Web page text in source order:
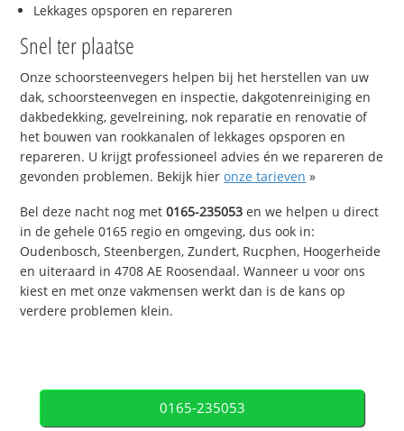
Lekkages opsporen en repareren
Snel ter plaatse
Onze schoorsteenvegers helpen bij het herstellen van uw
dak, schoorsteenvegen en inspectie, dakgotenreiniging en
dakbedekking, gevelreining, nok reparatie en renovatie of
het bouwen van rookkanalen of lekkages opsporen en
repareren. U krijgt professioneel advies én we repareren de
gevonden problemen. Bekijk hieronze tarieven »
Bel deze nacht nog met0165-235053 en we helpen u direct
in de gehele 0165 regio en omgeving, dus ook in:
Oudenbosch, Steenbergen, Zundert, Rucphen, Hoogerheide
en uiteraard in 4708 AE Roosendaal. Wanneer u voor ons
kiest en met onze vakmensen werkt dan is de kans op
verdere problemen klein.
0165-235053